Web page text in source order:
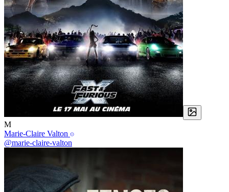
M
Marie-Claire Valton
@marie-claire-valton